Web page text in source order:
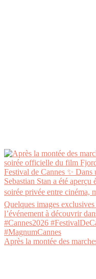
Après la montée des